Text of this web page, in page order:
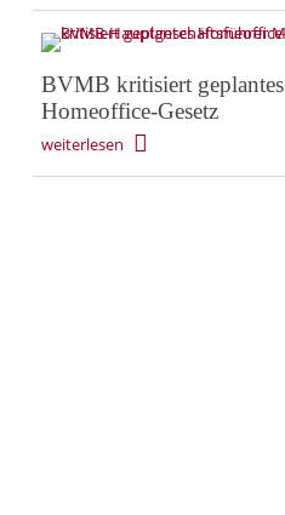
BVMB kritisiert geplantes
Homeoffice-Gesetz
weiterlesen